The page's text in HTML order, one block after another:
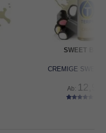
SWEET
CREMIGE SWEET
Ab: 12,90